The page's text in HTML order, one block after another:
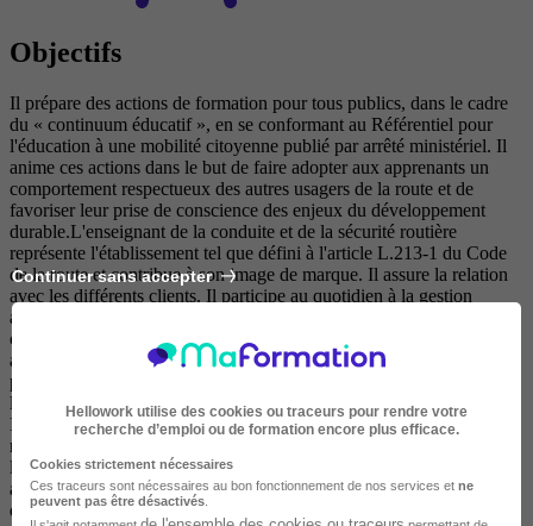
Objectifs
Il prépare des actions de formation pour tous publics, dans le cadre
du « continuum éducatif », en se conformant au Référentiel pour
l'éducation à une mobilité citoyenne publié par arrêté ministériel. Il
anime ces actions dans le but de faire adopter aux apprenants un
comportement respectueux des autres usagers de la route et de
favoriser leur prise de conscience des enjeux du développement
durable.L'enseignant de la conduite et de la sécurité routière
représente l'établissement tel que défini à l'article L.213-1 du Code
de la route et contribue à son image de marque. Il assure la relation
avec les différents clients. Il participe au quotidien à la gestion
administrative et logistique des formations.L'enseignant de la
conduite et de la sécurité routière a la responsabilité de préparer les
apprenants à la conduite d'un véhicule de catégorie B et BE, en
prenant en compte le rôle des accompagnateurs dans le cadre de
l'apprentissage anticipé de la conduite ou de la conduite supervisée.
Il construit et anime des séances collectives de formation sur les
règles du Code de la route et les facteurs de risques intervenant dans
la conduite d'un véhicule.Il assure des prestations de sensibilisation
auprès de publics diversifiés tels que les enfants et les adolescents
dans des établissements scolaires, les conducteurs novices et
Continuer sans accepter
Hellowork utilise des cookies ou traceurs pour rendre votre
recherche d’emploi ou de formation encore plus efficace.
Cookies strictement nécessaires
Ces traceurs sont nécessaires au bon fonctionnement de nos services et ne
peuvent pas être désactivés